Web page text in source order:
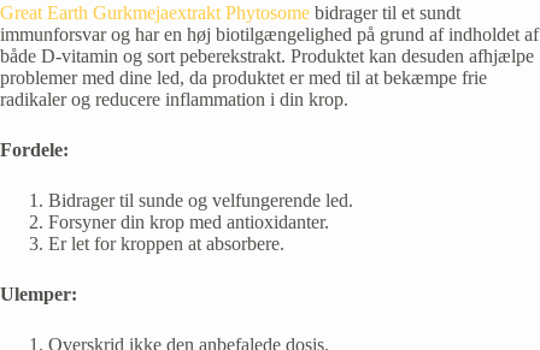
Great Earth Gurkmejaextrakt Phytosome bidrager til et sundt
immunforsvar og har en høj biotilgængelighed på grund af indholdet af
både D-vitamin og sort peberekstrakt. Produktet kan desuden afhjælpe
problemer med dine led, da produktet er med til at bekæmpe frie
radikaler og reducere inflammation i din krop.
Fordele:
Bidrager til sunde og velfungerende led.
Forsyner din krop med antioxidanter.
Er let for kroppen at absorbere.
Ulemper:
Overskrid ikke den anbefalede dosis.